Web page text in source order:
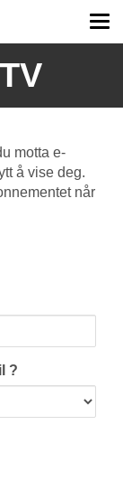
motta e-
å vise deg.
når
?